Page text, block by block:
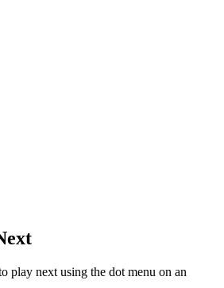
play next using the dot menu on an